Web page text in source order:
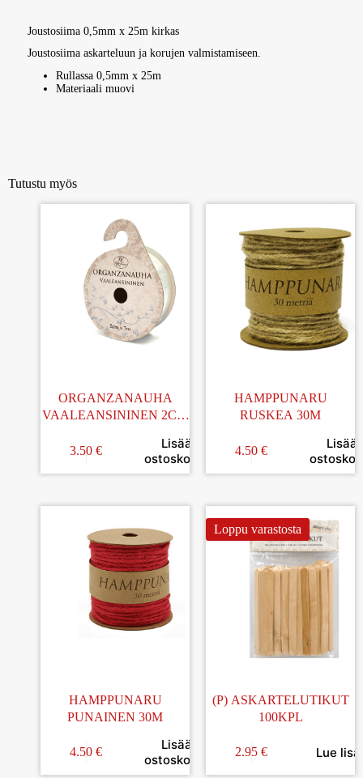
Joustosiima 0,5mm x 25m kirkas
Joustosiima askarteluun ja korujen valmistamiseen.
Rullassa 0,5mm x 25m
Materiaali muovi
Tutustu myös
ORGANZANAUHA
VAALEANSININEN 2CM
3.50 €
Lisää
ostoskoriin
HAMPPUNARU
RUSKEA 30M
4.50 €
Lisää
HAMPPUNARU
PUNAINEN 30M
4.50 €
Lisää
ostoskoriin
Loppu varastosta
(P) ASKARTELUTIKUT
100KPL
2.95 € Lue